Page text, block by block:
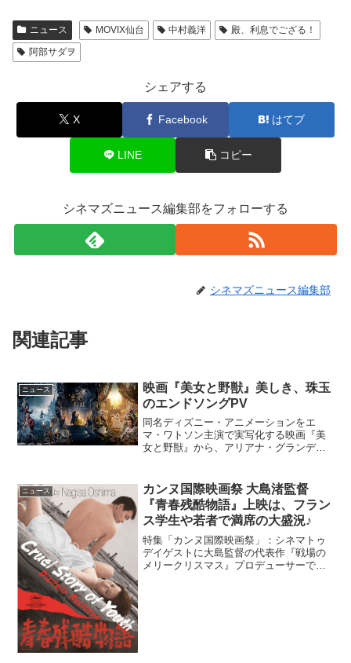
ニュース MOVIX仙台 中村義洋
殿、利息でござる！
阿部サダヲ
シェアする
X Facebook はてブ
LINE コピー
シネマズニュース編集部をフォローする
シネマズニュース編集部
関連記事
ニュース
映画『美女と野獣』美しき、珠玉
のエンドソングPV
同名ディズニー・アニメーションをエ
マ・ワトソン主演で実写化する映画『美
女と野獣』から、アリアナ・グランデと
『美女と野獣』、全米大ヒットスタート
ひとりの美しい王子が、呪い...
ニュース
カンヌ国際映画祭 大島渚監督
『青春残酷物語』上映は、フラン
ス学生や若者で満席の大盛況♪
特集「カンヌ国際映画祭」：シネマトゥ
デイゲストに大島監督の代表作『戦場の
メリークリスマス』プロデューサーであ